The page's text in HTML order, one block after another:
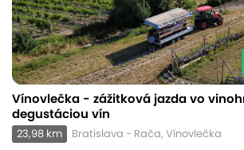
Vínovlečka - zážitková jazda vo
degustáciou vín
23,98 km Bratislava - Rača, Vínovlečka